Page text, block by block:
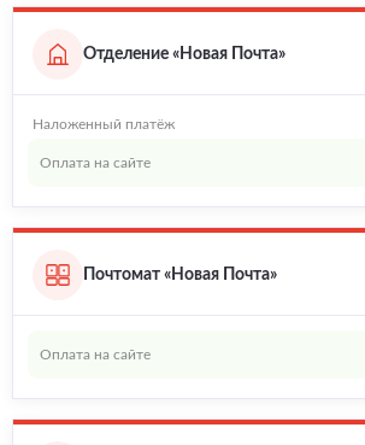
Отделение «Новая Почта»
Наложенный платёж
Оплата на сайте
Почтомат «Новая Почта»
Оплата на сайте